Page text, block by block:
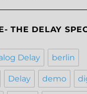
THE DELAY
Delay berlin
Delay demo